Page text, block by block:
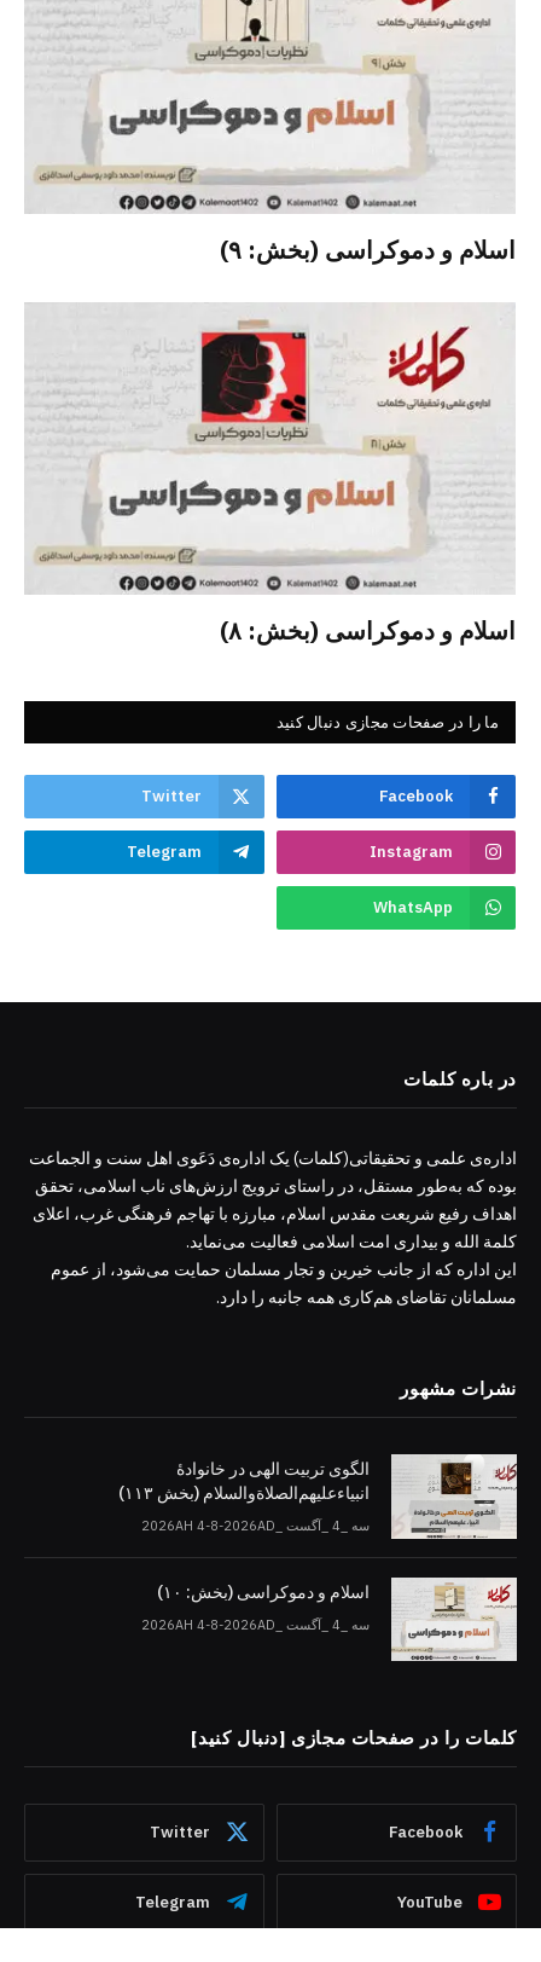
اسلام و دموکراسی (بخش: ۹)
اسلام و دموکراسی (بخش: ۸)
ما را در صفحات مجازی دنبال کنید
Facebook
Twitter
Instagram
Telegram
WhatsApp
در باره کلمات
اداره‌ی علمی و تحقیقاتی(کلمات) یک اداره‌ی دَعَوی اهل سنت و الجماعت
بوده که به‌طور مستقل، در راستای ترویج ارزش‌های ناب اسلامی، تحقق
اهداف رفیع شریعت مقدس اسلام، مبارزه با تهاجم فرهنگی غرب، اعلای
کلمة الله و بیداری امت اسلامی فعالیت می‌نماید.
این اداره که از جانب خیرین و تجار مسلمان حمایت می‌شود، از عموم
مسلمانان تقاضای هم‌کاری همه جانبه را دارد.
نشرات مشهور
الگوی تربیت الهی در خانوادۀ
انبیاءعلیهم‌الصلاةو‌السلام (بخش ۱۱۳)
سه _4 _آگست _2026AH 4-8-2026AD
اسلام و دموکراسی (بخش: ۱۰)
سه _4 _آگست _2026AH 4-8-2026AD
کلمات را در صفحات مجازی [دنبال کنید]
Facebook
Twitter
YouTube
Telegram